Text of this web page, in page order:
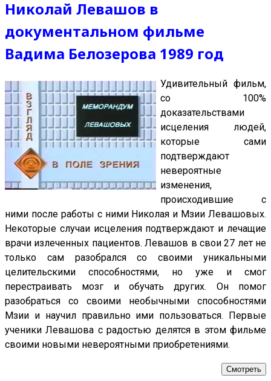
Николай Левашов в
документальном фильме
Вадима Белозерова 1989 год
Удивительный фильм,
со 100%
доказательствами
исцеления людей,
которые сами
подтверждают
невероятные
изменения,
происходившие с
ними после работы с ними Николая и Мзии Левашовых.
Некоторые случаи исцеления подтверждают и лечащие
врачи излеченных пациентов. Левашов в свои 27 лет не
только сам разобрался со своими уникальными
целительскими способностями, но уже и смог
перестраивать мозг и обучать других. Он помог
разобраться со своими необычными способностями
Мзии и научил правильно ими пользоваться. Первые
ученики Левашова с радостью делятся в этом фильме
своими новыми невероятными приобретениями.
Смотреть